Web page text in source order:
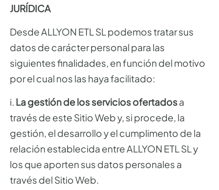
JURÍDICA
Desde ALLYON ETL SL podemos tratar sus
datos de carácter personal para las
siguientes finalidades, en función del motivo
por el cual nos las haya facilitado:
i. La gestión de los servicios ofertadosa
través de este Sitio Web y, si procede, la
gestión, el desarrollo y el cumplimento de la
relación establecida entre ALLYON ETL SL y
los que aporten sus datos personales a
través del Sitio Web.